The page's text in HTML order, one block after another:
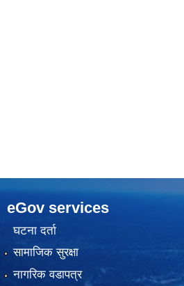
eGov services
घटना दर्ता
सामाजिक सुरक्षा
नागरिक वडापत्र